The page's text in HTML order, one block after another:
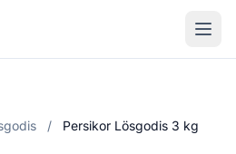
/ Persikor Lösgodis 3 kg